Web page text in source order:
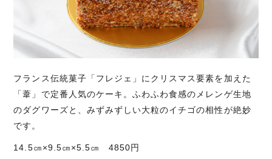
フランス伝統菓子「フレジェ」にクリスマス要素を加えた
「葦」で定番人気のケーキ。ふわふわ食感のメレンゲ生地
のダグワーズと、みずみずしい大粒のイチゴの相性が絶妙
です。
14.5㎝×9.5㎝×5.5㎝ 4850円